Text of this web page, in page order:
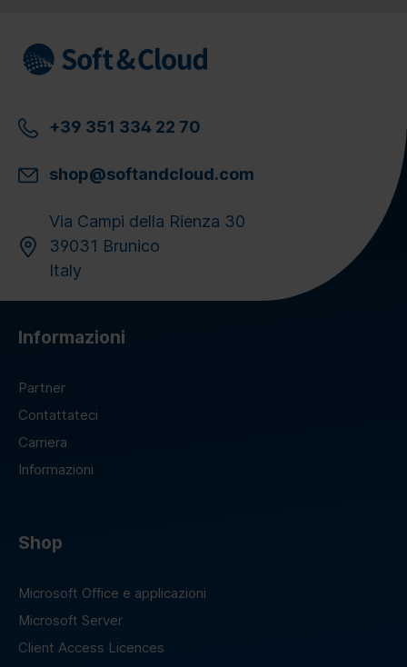
+39 351 334 22 70
shop@softandcloud.com
Via Campi della Rienza 30
39031 Brunico
Italy
Informazioni
Partner
Contattateci
Carriera
Informazioni
Shop
Microsoft Office e applicazioni
Microsoft Server
Client Access Licences